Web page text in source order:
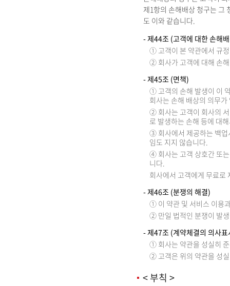
제1항의 손해배상 청구는 그
도 이와 같습니다.
- 제44조 (고객에 대한 손해
① 고객이 본 약관에서 규
② 회사가 고객에 대해 손
- 제45조 (면책)
① 고객의 손해 발생이 이
회사는 손해 배상의 의무
② 회사는 고객이 회사의
로 발생하는 손해 등에 대
③ 회사에서 제공하는 백업
임도 지지 않습니다.
④ 회사는 고객 상호간 또
니다.
회사에서 고객에게 무료로
- 제46조 (분쟁의 해결)
① 이 약관 및 서비스 이용
② 만일 법적인 분쟁이 발
- 제47조 (계약체결의 의사표
① 회사는 약관을 성실히
② 고객은 위의 약관을 성
< 부칙 >